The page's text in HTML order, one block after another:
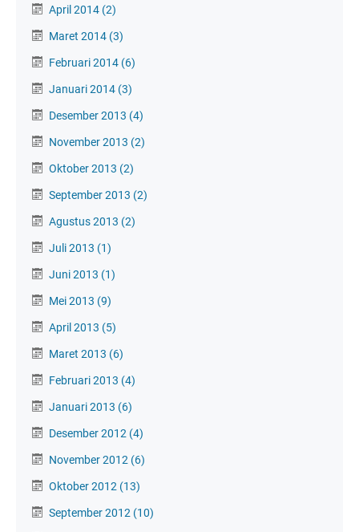
April 2014 (2)
Maret 2014 (3)
Februari 2014 (6)
Januari 2014 (3)
Desember 2013 (4)
November 2013 (2)
Oktober 2013 (2)
September 2013 (2)
Agustus 2013 (2)
Juli 2013 (1)
Juni 2013 (1)
Mei 2013 (9)
April 2013 (5)
Maret 2013 (6)
Februari 2013 (4)
Januari 2013 (6)
Desember 2012 (4)
November 2012 (6)
Oktober 2012 (13)
September 2012 (10)